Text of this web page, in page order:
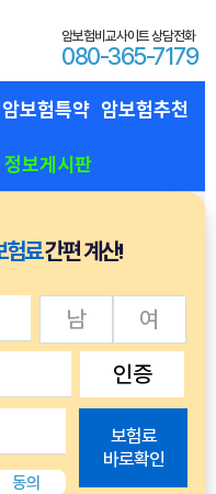
암보험비교사이트 상담전화
080-365-7179
보험특약 암보험추천
보게시판
험료간편 계산!
남
여
인증
동의
보험료
바로확인